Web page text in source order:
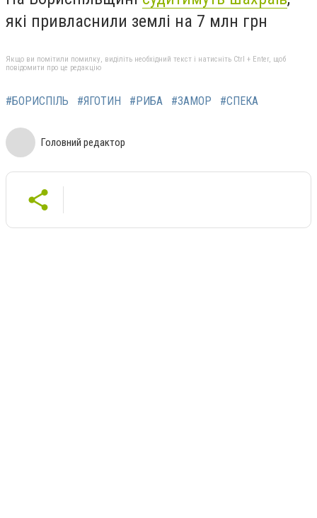
які привласнили землі на 7 млн грн
Якщо ви помітили помилку, виділіть необхідний текст і натисніть Ctrl + Enter, щоб
повідомити про це редакцію
#БОРИСПІЛЬ #ЯГОТИН #РИБА #ЗАМОР #СПЕКА
Головний редактор